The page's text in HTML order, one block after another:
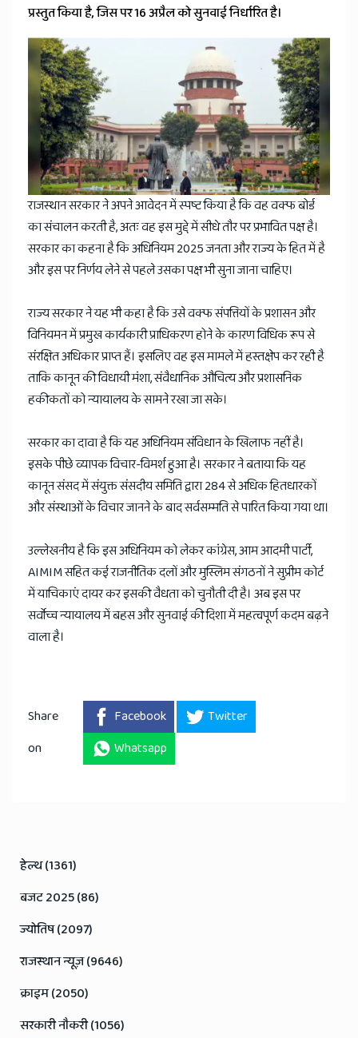
प्रस्तुत किया है, जिस पर 16 अप्रैल को सुनवाई निर्धारित है।
राजस्थान सरकार ने अपने आवेदन में स्पष्ट किया है कि वह वक्फ बोर्ड
का संचालन करती है, अतः वह इस मुद्दे में सीधे तौर पर प्रभावित पक्ष है।
सरकार का कहना है कि अधिनियम 2025 जनता और राज्य के हित में है
और इस पर निर्णय लेने से पहले उसका पक्ष भी सुना जाना चाहिए।
राज्य सरकार ने यह भी कहा है कि उसे वक्फ संपत्तियों के प्रशासन और
विनियमन में प्रमुख कार्यकारी प्राधिकरण होने के कारण विधिक रूप से
संरक्षित अधिकार प्राप्त हैं। इसलिए वह इस मामले में हस्तक्षेप कर रही है
ताकि कानून की विधायी मंशा, संवैधानिक औचित्य और प्रशासनिक
हकीकतों को न्यायालय के सामने रखा जा सके।
सरकार का दावा है कि यह अधिनियम संविधान के खिलाफ नहीं है।
इसके पीछे व्यापक विचार-विमर्श हुआ है। सरकार ने बताया कि यह
कानून संसद में संयुक्त संसदीय समिति द्वारा 284 से अधिक हितधारकों
और संस्थाओं के विचार जानने के बाद सर्वसम्मति से पारित किया गया था।
उल्लेखनीय है कि इस अधिनियम को लेकर कांग्रेस, आम आदमी पार्टी,
AIMIM सहित कई राजनीतिक दलों और मुस्लिम संगठनों ने सुप्रीम कोर्ट
में याचिकाएं दायर कर इसकी वैधता को चुनौती दी है। अब इस पर
सर्वोच्च न्यायालय में बहस और सुनवाई की दिशा में महत्वपूर्ण कदम बढ़ने
वाला है।
Share
on
Facebook
Twitter
Whatsapp
हेल्थ (1361)
बजट 2025 (86)
ज्योतिष (2097)
राजस्थान न्यूज़ (9646)
क्राइम (2050)
सरकारी नौकरी (1056)